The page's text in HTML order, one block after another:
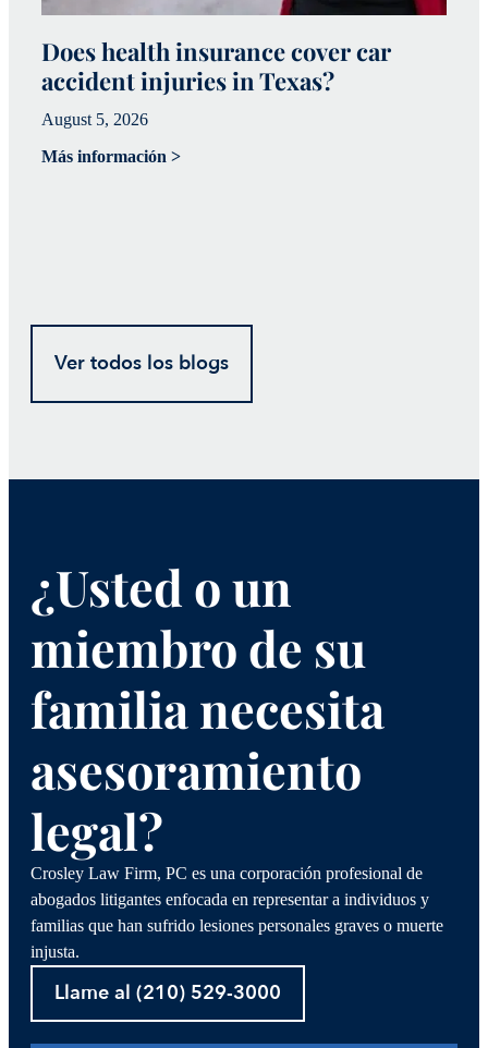
Does health insurance cover car
accident injuries in Texas?
August 5, 2026
Más información >
Ver todos los blogs
¿Usted o un
miembro de su
familia necesita
asesoramiento
legal?
Crosley Law Firm, PC es una corporación profesional de
abogados litigantes enfocada en representar a individuos y
familias que han sufrido lesiones personales graves o muerte
injusta.
Llame al (210) 529-3000